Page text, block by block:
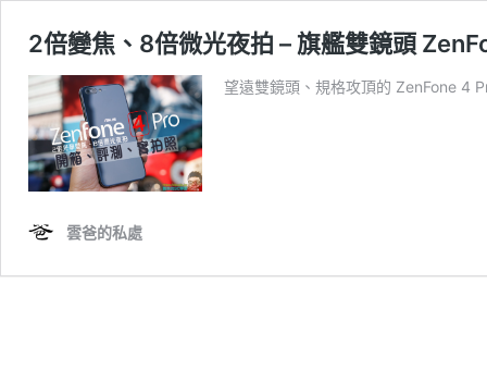
2倍變焦、8倍微光夜拍 – 旗艦雙鏡頭
望遠雙鏡頭、規格攻頂的 ZenFone
雲爸的私處